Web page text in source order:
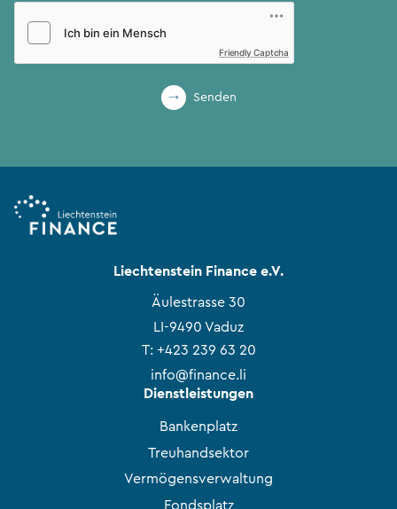
Friendly Captcha
Senden
Liechtenstein Finance e.V.
Äulestrasse 30
LI-9490 Vaduz
T: +423 239 63 20
info@finance.li
Dienstleistungen
Bankenplatz
Treuhandsektor
Vermögensverwaltung
Fondsplatz